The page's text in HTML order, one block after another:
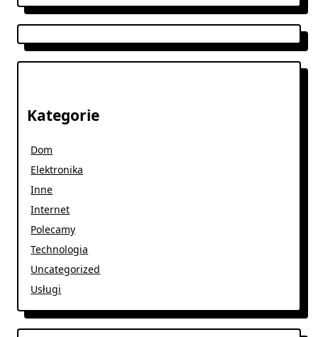
Kategorie
Dom
Elektronika
Inne
Internet
Polecamy
Technologia
Uncategorized
Usługi